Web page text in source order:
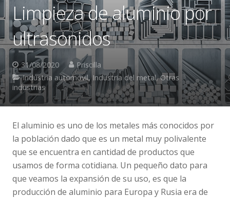
Blog
Contacto
Financiación
Limpieza de aluminio por
ultrasonidos
31/08/2020
Priscilla
Industria automóvil, Industria del metal,Otras
industrias
El aluminio es uno de los metales más conocidos por
la población dado que es un metal muy polivalente
que se encuentra en cantidad de productos que
usamos de forma cotidiana. Un pequeño dato para
que veamos la expansión de su uso, es que la
producción de aluminio para Europa y Rusia era de